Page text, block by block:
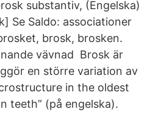
substantiv, (Engelska)
Se Saldo: associationer
brosk, brosken.
vävnad Brosk är
en större variation av
in the oldest
teeth” (på engelska).